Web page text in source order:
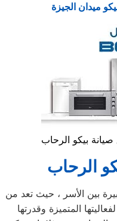
ميدان الجيزة
بيكو الرحاب
الرحاب
بين الأسر ، حيث تعد من
المتميزة وقدرتها